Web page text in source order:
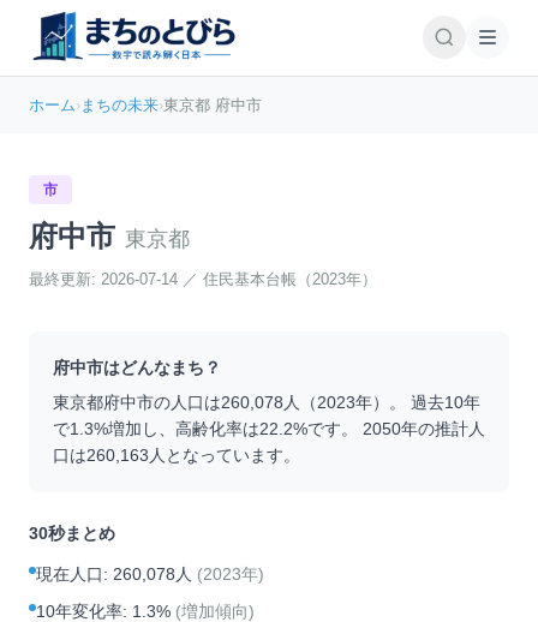
ホーム›まちの未来›東京都 府中市
市
府中市 東京都
最終更新: 2026-07-14 ／ 住民基本台帳（2023年）
府中市はどんなまち？
東京都府中市の人口は260,078 人（2023年）。 過去10年
で1.3%増加 し、高齢化率は22.2%です。 2050年の推計人
口は260,163 人となっています。
30秒まとめ
現在人口: 260,078人 (2023年)
10年変化率: 1.3% (増加傾向)